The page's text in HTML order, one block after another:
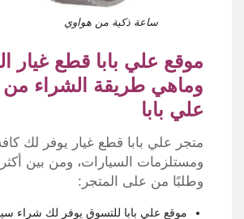
ساعة ذكية من هواوي
موقع علي بابا قطع غيار
وماهي طريقة الشراء من
علي بابا
متجر علي بابا قطع غيار يوفر لك
ومستلزمات السيارات، ومن بين
وطلبًا من على المتجر:
موقع علي بابا للتسوق يوفر لك شراء